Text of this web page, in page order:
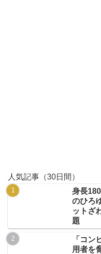
人気記事（30日間）
身長
のひろ
ットざ
題
「コン
用者を